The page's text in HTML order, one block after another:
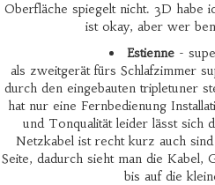
Oberfläche spiegelt nicht. 3D habe
ist okay, aber wer
Estienne -
als zweitgerät fürs Schlafzimmer
durch den eingebauten tripletuner
hat nur eine Fernbedienung
und Tonqualität leider lässt sich
Netzkabel ist recht kurz auch
Seite, dadurch sieht man die Kabel,
bis auf die